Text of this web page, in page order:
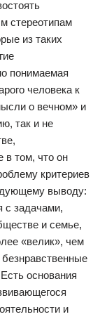
стереотипам
из таких
понимаемая
человека к
о вечном» и
так и не
в том, что он
критериев
выводу:
с задачами,
и семье,
«велик», чем
основания
и